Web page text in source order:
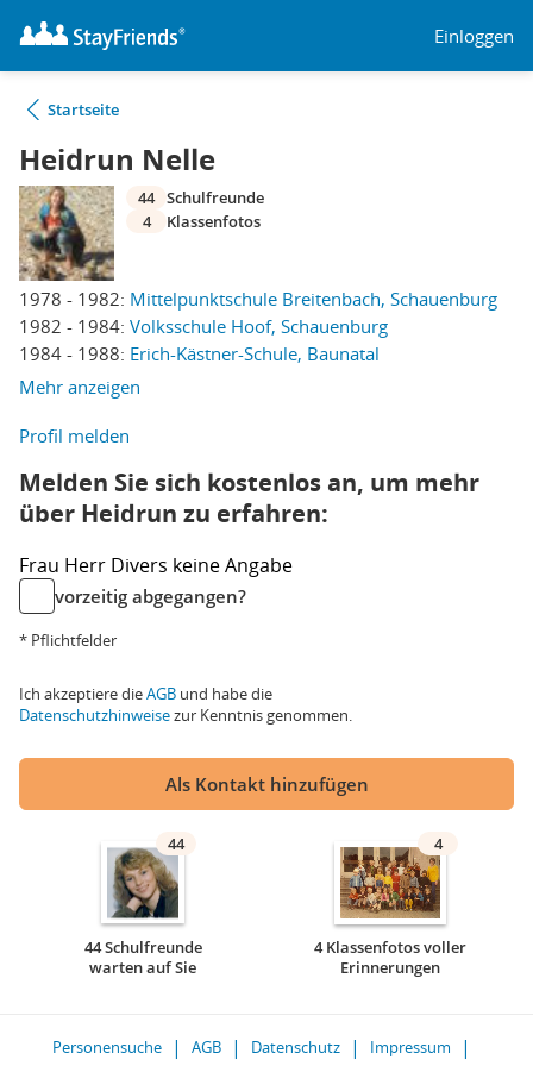
Einloggen
Startseite
Heidrun Nelle
1978 - 1982: Mittelpunktschule Breitenbach, Schauenburg
1982 - 1984: Volksschule Hoof, Schauenburg
1984 - 1988: Erich-Kästner-Schule, Baunatal
Mehr anzeigen
44 Schulfreunde
4
Klassenfotos
Profil melden
Melden Sie sich kostenlos an, um mehr
über Heidrun zu erfahren:
Frau Herr Divers keine Angabe
vorzeitig abgegangen?
* Pflichtfelder
Ich akzeptiere dieAGB und habe die
Datenschutzhinweisezur Kenntnis genommen.
Als Kontakt hinzufügen
44
44 Schulfreunde
warten auf Sie
4
4 Klassenfotos voller
Erinnerungen
Personensuche AGB Datenschutz
Impressum